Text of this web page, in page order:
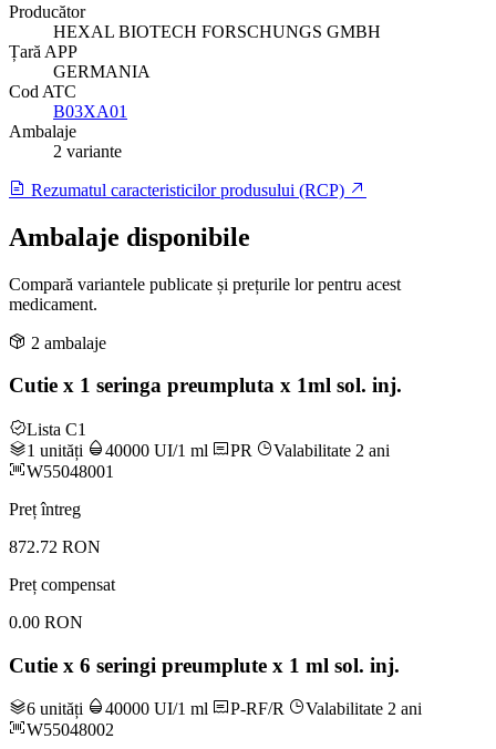
Producător
HEXAL BIOTECH FORSCHUNGS GMBH
Țară APP
GERMANIA
Cod ATC
B03XA01
Ambalaje
2 variante
Rezumatul caracteristicilor produsului (RCP)
Ambalaje disponibile
Compară variantele publicate și prețurile lor pentru acest
medicament.
2 ambalaje
Cutie x 1 seringa preumpluta x 1ml sol. inj.
Lista C1
1 unități
40000 UI/1 ml PR
Valabilitate 2 ani
W55048001
Preț întreg
872.72 RON
Preț compensat
0.00 RON
Cutie x 6 seringi preumplute x 1 ml sol. inj.
6 unități 40000 UI/1 ml P-RF/R
Valabilitate 2 ani
W55048002